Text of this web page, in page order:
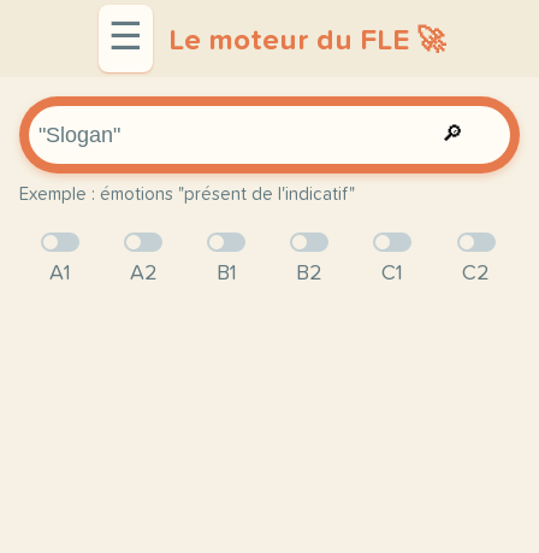
☰ Le moteur du FLE 🚀
🔎
Exemple : émotions "présent de l'indicatif"
A1 A2 B1 B2 C1 C2